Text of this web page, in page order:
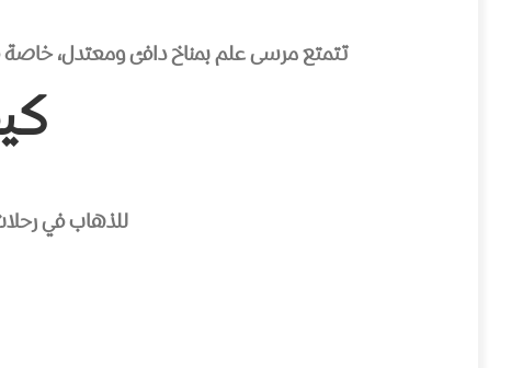
تتمتع مرسى علم بمناخ دافئ ومعتدل، خاصة
للذهاب في